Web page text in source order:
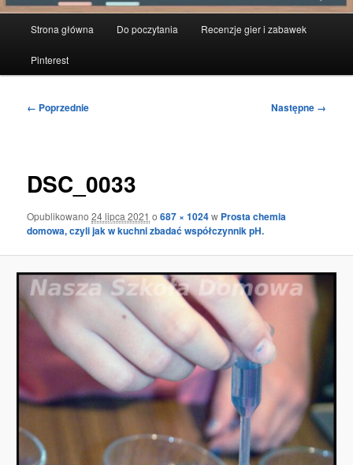
Strona główna Do poczytania Recenzje gier i zabawek
Pinterest
Nawigacja
← Poprzednie Następne →
DSC_0033
Opublikowano24 lipca 2021 o687 × 1024w Prosta chemia
domowa, czyli jak w kuchni zbadać współczynnik pH.